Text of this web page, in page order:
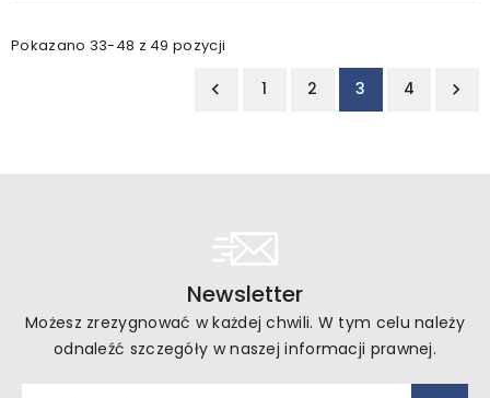
Pokazano 33-48 z 49 pozycji
 1 2 3 4 
Newsletter
Możesz zrezygnować w każdej chwili. W tym celu należy
odnaleźć szczegóły w naszej informacji prawnej.